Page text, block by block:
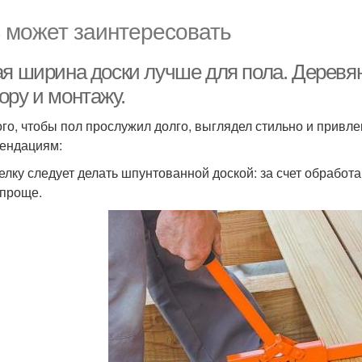
заинтересовать
ширина доски лучше для пола.
и монтажу.
чтобы пол прослужил долго, выглядел стильно и
следует делать шпунтованной доской: за счет